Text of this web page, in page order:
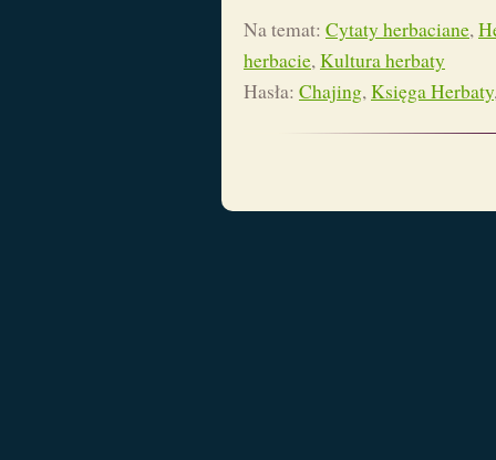
Na temat: Cytaty herbaciane,
herbacie,Kultura herbaty
Hasła: Chajing,Księga Herbaty